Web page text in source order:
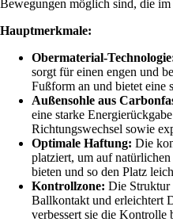
Bewegungen möglich sind, die
Hauptmerkmale:
Obermaterial-
sorgt für einen engen und
Fußform an und bietet eine
Außensohle aus
eine starke
Richtungswechsel sowie
Optimale Haftung: Die
platziert, um auf
bieten und so den Platz
Kontrollzone: Die Struktur
Ballkontakt und erleichtert
verbessert sie die Kontrolle